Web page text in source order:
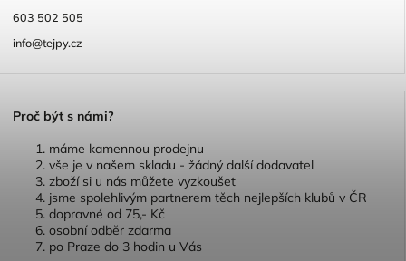
603 502 505
info@tejpy.cz
Proč být s námi?
máme kamennou prodejnu
vše je v našem skladu - žádný další dodavatel
zboží si u nás můžete vyzkoušet
jsme spolehlivým partnerem těch nejlepších klubů v ČR
dopravné od 75,- Kč
osobní odběr zdarma
po Praze do 3 hodin u Vás